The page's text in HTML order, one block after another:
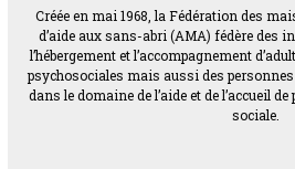
Créée en mai 1968, la Fédération des
d’aide aux sans-abri (AMA) fédère des
l’hébergement et l’accompagnement
psychosociales mais aussi des
dans le domaine de l’aide et de l’accueil
sociale.